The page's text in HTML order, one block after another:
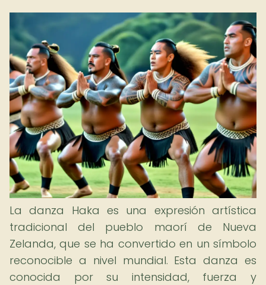
La danza Haka es una expresión artística
tradicional del pueblo maorí de Nueva
Zelanda, que se ha convertido en un símbolo
reconocible a nivel mundial. Esta danza es
conocida por su intensidad, fuerza y